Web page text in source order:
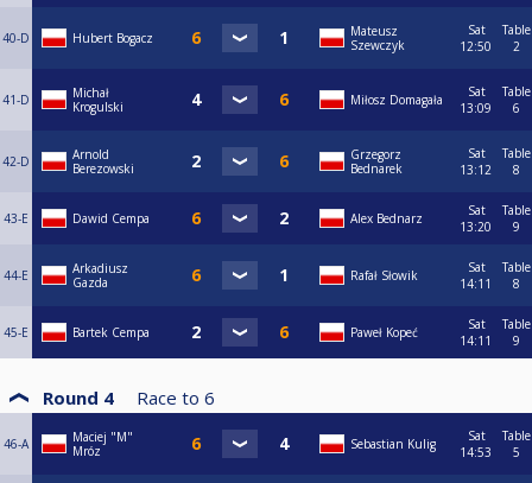
40-D Hubert Bogacz
Mateusz
Szewczyk
Sat
12:50
Table
2
41-D
Michał
Krogulski
Miłosz Domagała
Sat
13:09
Table
6
42-D
Arnold
Berezowski
Grzegorz
Bednarek
Sat
13:12
Table
8
43-E Dawid Cempa Alex Bednarz
Sat
13:20
Table
9
44-E
Arkadiusz
Gazda
Rafał Słowik
Sat
14:11
Table
8
45-E Bartek Cempa Paweł Kopeć
Sat
14:11
Table
9
Round 4 Race to 6
46-A
Maciej "M"
Mróz
Sebastian Kulig
Sat
14:53
Table
5